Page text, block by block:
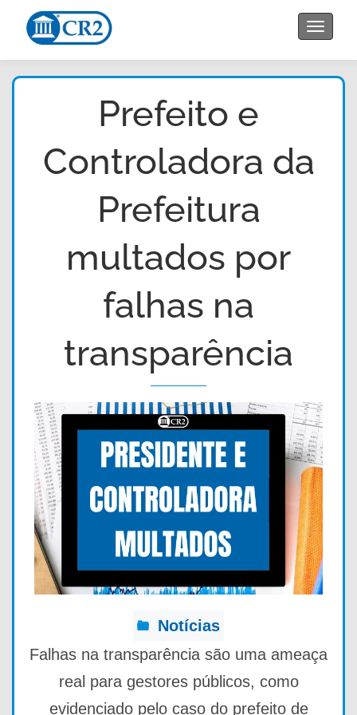
Toggle
Prefeito e
Controladora da
Prefeitura
multados por
falhas na
transparência
Notícias
Falhas na transparência são uma ameaça
real para gestores públicos, como
evidenciado pelo caso do prefeito de